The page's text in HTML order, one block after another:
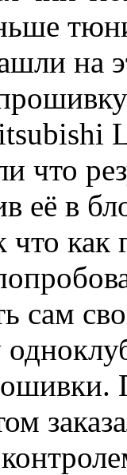
на
что
её в
что
сам